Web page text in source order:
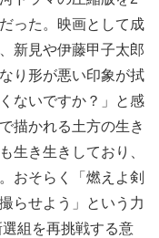
った。映画として成
新見や伊藤甲子太郎
り形が悪い印象が拭
ないですか？」と感
描かれる土方の生き
生き生きしており、
おそらく「燃えよ剣
らせよう」という力
組を再挑戦する意